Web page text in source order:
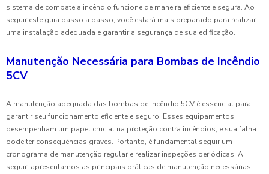
sistema de combate a incêndio funcione de maneira eficiente e segura. Ao
seguir este guia passo a passo, você estará mais preparado para realizar
uma instalação adequada e garantir a segurança de sua edificação.
Manutenção Necessária para Bombas de Incêndio
5CV
A manutenção adequada das bombas de incêndio 5CV é essencial para
garantir seu funcionamento eficiente e seguro. Esses equipamentos
desempenham um papel crucial na proteção contra incêndios, e sua falha
pode ter consequências graves. Portanto, é fundamental seguir um
cronograma de manutenção regular e realizar inspeções periódicas. A
seguir, apresentamos as principais práticas de manutenção necessárias